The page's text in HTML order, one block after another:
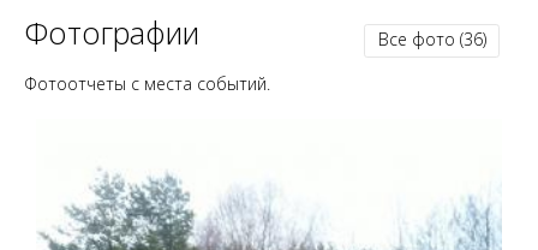
Все фото (36)
Фотографии
Фотоотчеты с места событий.